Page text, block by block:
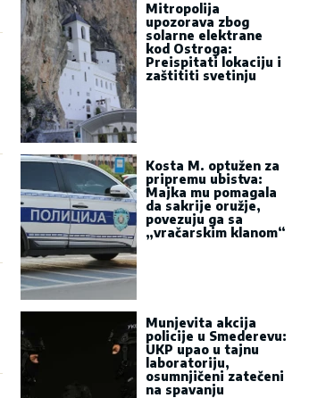
Mitropolija
upozorava zbog
solarne elektrane
kod Ostroga:
Preispitati lokaciju i
zaštititi svetinju
Kosta M. optužen za
pripremu ubistva:
Majka mu pomagala
da sakrije oružje,
povezuju ga sa
„vračarskim klanom“
Munjevita akcija
policije u Smederevu:
UKP upao u tajnu
laboratoriju,
osumnjičeni zatečeni
na spavanju